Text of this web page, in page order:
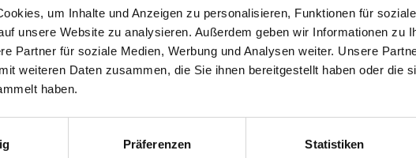
um Inhalte und Anzeigen zu personalisieren, Funktionen für
unsere Website zu analysieren. Außerdem geben wir Informationen zu
Partner für soziale Medien, Werbung und Analysen weiter. Unsere
weiteren Daten zusammen, die Sie ihnen bereitgestellt haben oder die
haben.
Präferenzen Statistiken
sorgenfrei.sonderklasse.start
Der neue Optionstarif der Wiener Städtischen
„sorgenfreie.sonderklasse.start (GOYM)” ersetzt den bisherigen Tarif
damit auch Ingenieurbüros, zur Verfügung.